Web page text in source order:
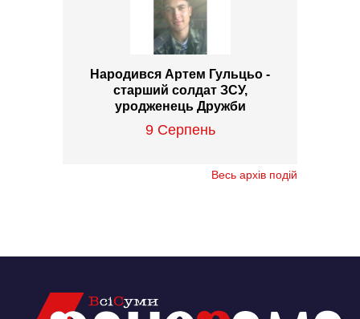
Народився Артем Гульцьо -
старший солдат ЗСУ,
уродженець Дружби
9 Серпень
Весь архів подій